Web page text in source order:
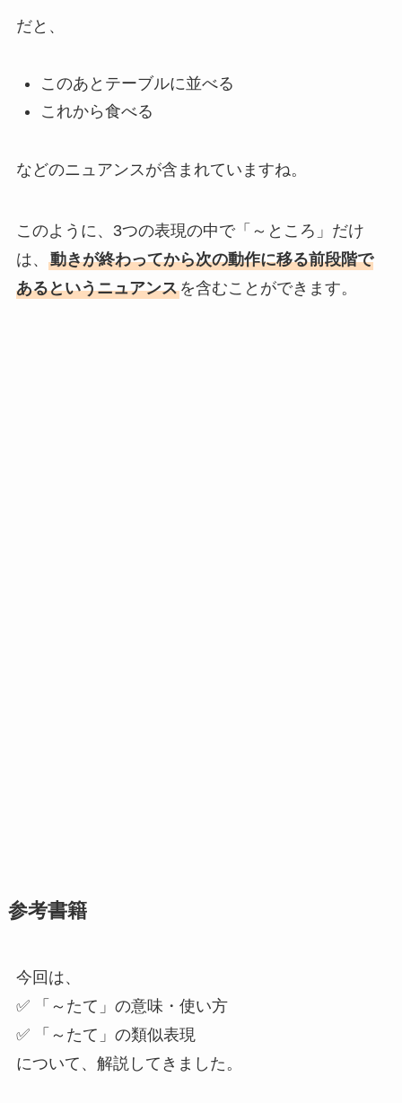
だと、
このあとテーブルに並べる
これから食べる
などのニュアンスが含まれていますね。
このように、3つの表現の中で「～ところ」だけ
は、 動きが終わってから次の動作に移る前段階で
あるというニュアンスを含むことができます。
参考書籍
今回は、
✅ 「～たて」の意味・使い方
✅ 「～たて」の類似表現
について、解説してきました。